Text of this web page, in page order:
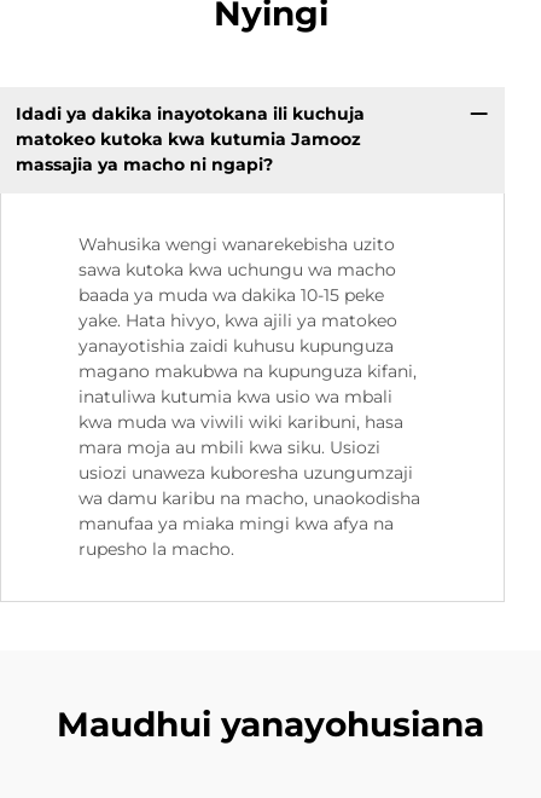
Nyingi
Idadi ya dakika inayotokana ili kuchuja
matokeo kutoka kwa kutumia Jamooz
massajia ya macho ni ngapi?
Wahusika wengi wanarekebisha uzito
sawa kutoka kwa uchungu wa macho
baada ya muda wa dakika 10-15 peke
yake. Hata hivyo, kwa ajili ya matokeo
yanayotishia zaidi kuhusu kupunguza
magano makubwa na kupunguza kifani,
inatuliwa kutumia kwa usio wa mbali
kwa muda wa viwili wiki karibuni, hasa
mara moja au mbili kwa siku. Usiozi
usiozi unaweza kuboresha uzungumzaji
wa damu karibu na macho, unaokodisha
manufaa ya miaka mingi kwa afya na
rupesho la macho.
Maudhui yanayohusiana